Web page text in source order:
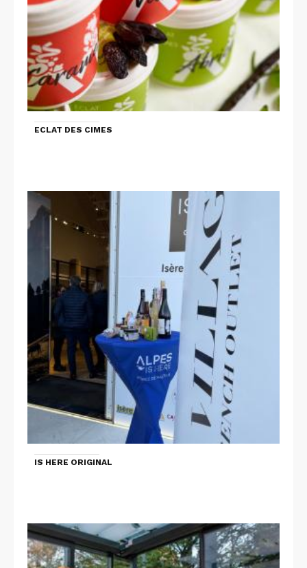
ECLAT DES CIMES
IS HERE ORIGINAL